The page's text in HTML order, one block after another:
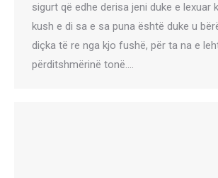
sigurt që edhe derisa jeni duke e lexuar
kush e di sa e sa puna është duke u
diçka të re nga kjo fushë, për ta na e
përditshmërinë tonë.…